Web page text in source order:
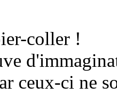
coller !
ceux-ci ne